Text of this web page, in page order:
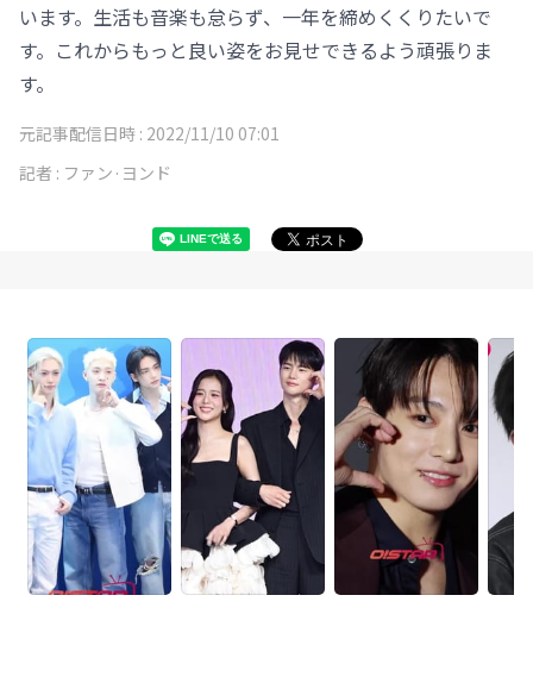
います。生活も音楽も怠らず、一年を締めくくりたいで
す。これからもっと良い姿をお見せできるよう頑張りま
す。
元記事配信日時 : 2022/11/10 07:01
記者 : ファン·ヨンド